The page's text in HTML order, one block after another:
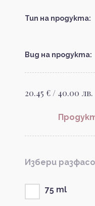
Тип на продукта:
Вид на продукта:
20.45 € / 40.00 лв.
Избери
75 ml